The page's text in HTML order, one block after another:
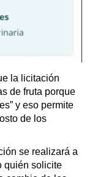
la licitación
de fruta porque
y eso permite
de los
se realizará a
quién solicite